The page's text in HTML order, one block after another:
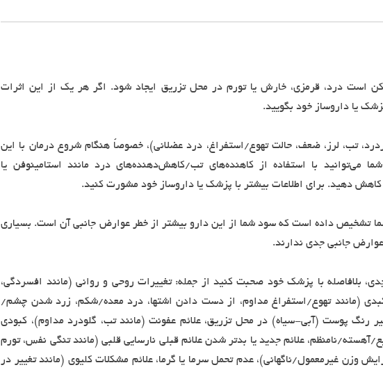
است درد، قرمزی، خارش یا تورم در محل تزریق ایجاد شود. اگر هر یک از این اثرات
یا داروساز خود بگویید.
سردرد، تب، لرز، ضعف، حالت تهوع/استفراغ، درد عضلانی)، خصوصاً هنگام شروع درمان با این
می‌توانید با استفاده از کاهنده‌های تب/کاهش‌دهنده‌های درد مانند استامینوفن یا
کاهش دهید. برای اطلاعات بیشتر با پزشک یا داروساز خود مشورت کنید.
تشخیص داده است که سود شما از این دارو بیشتر از خطر عوارض جانبی آن است. بسیاری
عوارض جانبی جدی ندارند.
بلافاصله با پزشک خود صحبت کنید از جمله: تغییرات روحی و روانی (مانند افسردگی،
کبدی (مانند تهوع/استفراغ مداوم، از دست دادن اشتها، درد معده/شکم، زرد شدن چشم/
رنگ پوست (آبی-سیاه) در محل تزریق، علائم عفونت (مانند تب، گلودرد مداوم)، کبودی
نامنظم، علائم جدید یا بدتر شدن علائم قبلی نارسایی قلبی (مانند تنگی نفس، تورم
وزن غیرمعمول/ناگهانی)، عدم تحمل سرما یا گرما، علائم مشکلات کلیوی (مانند تغییر در